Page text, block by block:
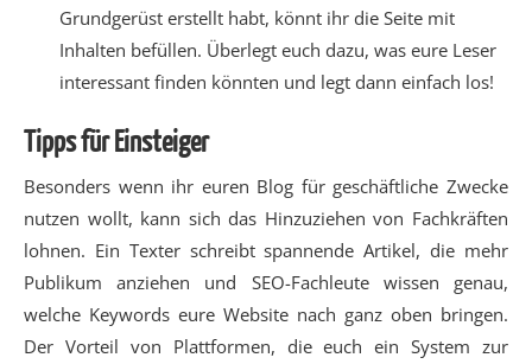
Grundgerüst erstellt habt, könnt ihr die Seite mit
Inhalten befüllen. Überlegt euch dazu, was eure Leser
interessant finden könnten und legt dann einfach los!
Tipps für Einsteiger
Besonders wenn ihr euren Blog für geschäftliche Zwecke
nutzen wollt, kann sich das Hinzuziehen von Fachkräften
lohnen. Ein Texter schreibt spannende Artikel, die mehr
Publikum anziehen und SEO-Fachleute wissen genau,
welche Keywords eure Website nach ganz oben bringen.
Der Vorteil von Plattformen, die euch ein System zur